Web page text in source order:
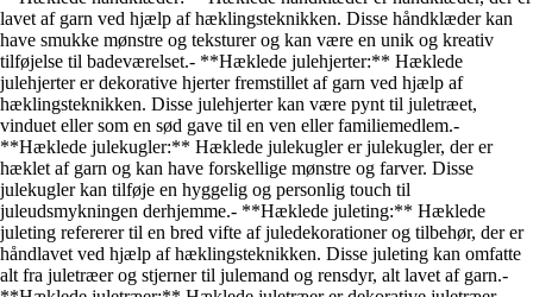
lavet af garn ved hjælp af hæklingsteknikken. Disse håndklæder kan
have smukke mønstre og teksturer og kan være en unik og kreativ
tilføjelse til badeværelset.- **Hæklede julehjerter:** Hæklede
julehjerter er dekorative hjerter fremstillet af garn ved hjælp af
hæklingsteknikken. Disse julehjerter kan være pynt til juletræet,
vinduet eller som en sød gave til en ven eller familiemedlem.-
**Hæklede julekugler:** Hæklede julekugler er julekugler, der er
hæklet af garn og kan have forskellige mønstre og farver. Disse
julekugler kan tilføje en hyggelig og personlig touch til
juleudsmykningen derhjemme.- **Hæklede juleting:** Hæklede
juleting refererer til en bred vifte af juledekorationer og tilbehør, der er
håndlavet ved hjælp af hæklingsteknikken. Disse juleting kan omfatte
alt fra juletræer og stjerner til julemand og rensdyr, alt lavet af garn.-